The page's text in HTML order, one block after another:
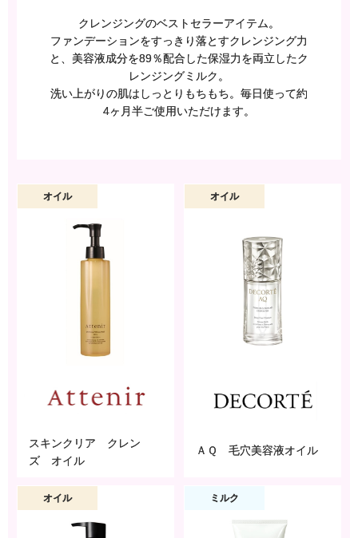
クレンジングのベストセラーアイテム。
ファンデーションをすっきり落とすクレンジング力
と、美容液成分を89％配合した保湿力を両立したク
レンジングミルク。
洗い上がりの肌はしっとりもちもち。毎日使って約
4ヶ月半ご使用いただけます。
スキンクリア クレン
ズ オイル
ＡＱ 毛穴美容液オイル